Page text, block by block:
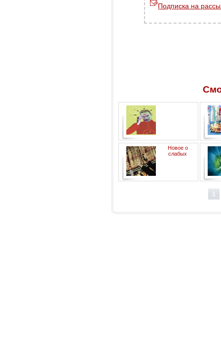
Подписка на
Биопатогенный фактор и его
последствияНовое о
слабых
1